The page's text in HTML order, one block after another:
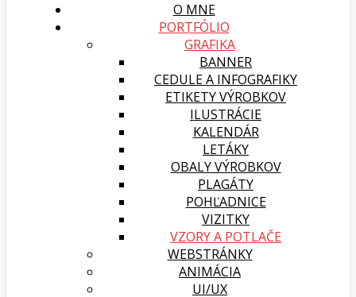
O MNE
PORTFÓLIO
GRAFIKA
BANNER
CEDULE A INFOGRAFIKY
ETIKETY VÝROBKOV
ILUSTRÁCIE
KALENDÁR
LETÁKY
OBALY VÝROBKOV
PLAGÁTY
POHĽADNICE
VIZITKY
VZORY A POTLAČE
WEBSTRÁNKY
ANIMÁCIA
UI/UX